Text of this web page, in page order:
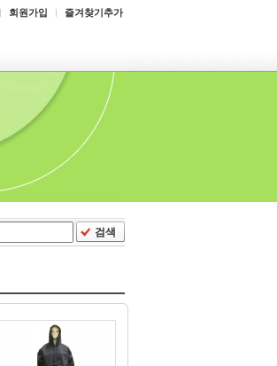
회원가입 즐겨찾기추가
검색